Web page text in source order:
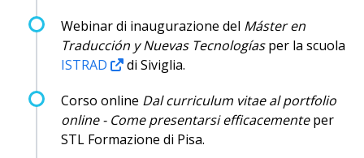
Webinar di inaugurazione del Máster en
Traducción y Nuevas Tecnologíasper la scuola
ISTRAD
di Siviglia.
Corso online Dal curriculum vitae al portfolio
online - Come presentarsi efficacementeper
STL Formazione di Pisa.